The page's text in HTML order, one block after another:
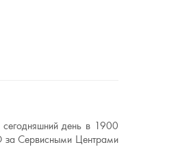
день в 1900
за Сервисными Центрами